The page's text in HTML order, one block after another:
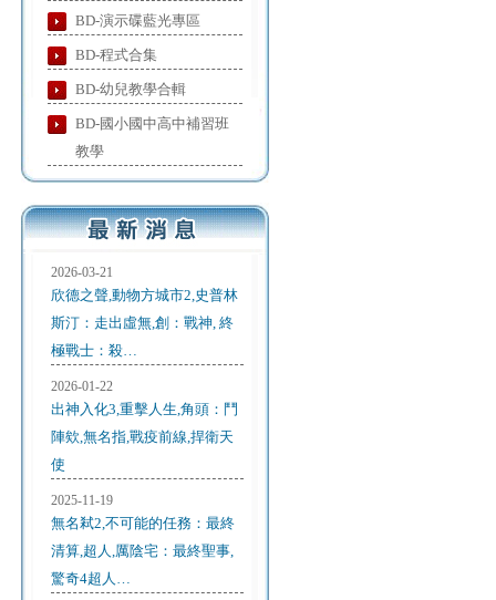
BD-演示碟藍光專區
BD-程式合集
BD-幼兒教學合輯
BD-國小國中高中補習班
教學
2026-03-21
欣德之聲,動物方城市2,史普林
斯汀：走出虛無,創：戰神, 終
極戰士：殺…
2026-01-22
出神入化3,重擊人生,角頭：鬥
陣欸,無名指,戰疫前線,捍衛天
使
2025-11-19
無名弒2,不可能的任務：最終
清算,超人,厲陰宅：最終聖事,
驚奇4超人…